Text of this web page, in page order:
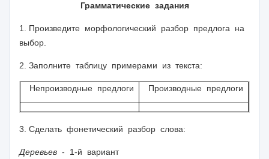
Грамматические задания
1. Произведите морфологический разбор предлога на
выбор.
2. Заполните таблицу примерами из текста:
Непроизводные предлоги Производные предлоги
3. Сделать фонетический разбор слова:
Деревьев - 1-й вариант